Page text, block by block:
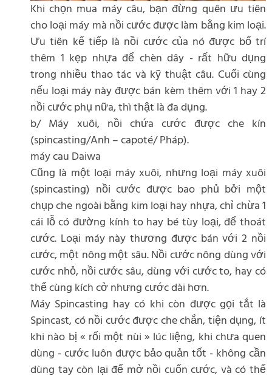
Khi chọn mua máy câu, bạn đừng quên ưu tiên
cho loại máy mà nồi cước được làm bằng kim loại.
Ưu tiên kế tiếp là nồi cước của nó được bố trí
thêm 1 kẹp nhựa để chèn dây - rất hữu dụng
trong nhiều thao tác và kỹ thuật câu. Cuối cùng
nếu loại máy này được bán kèm thêm với 1 hay 2
nồi cước phụ nữa, thì thật là đa dụng.
b/ Máy xuôi, nồi chứa cước được che kín
(spincasting/Anh – capoté/ Pháp).
máy cau Daiwa
Cũng là một loại máy xuôi, nhưng loại máy xuôi
(spincasting) nồi cước được bao phủ bởi một
chụp che ngoài bằng kim loại hay nhựa, chỉ chừa 1
cái lỗ có đường kính to hay bé tùy loại, để thoát
cước. Loại máy này thương được bán với 2 nồi
cước, một nông một sâu. Nồi cước nông dùng với
cước nhỏ, nồi cước sâu, dùng với cước to, hay có
thể cùng kích cở nhưng cước dài hơn.
Máy Spincasting hay có khi còn được gọi tắt là
Spincast, có nồi cước được che chắn, tiện dụng, ít
khi nào bị « rối một nùi » lúc liệng, khi chưa quen
dùng - cước luôn được bảo quản tốt - không cần
dùng tay còn lại để mở nồi cuốn cước, và có thể